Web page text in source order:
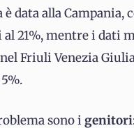
data alla Campania,
al 21%, mentre i dati
Friuli Venezia
sono i genitori